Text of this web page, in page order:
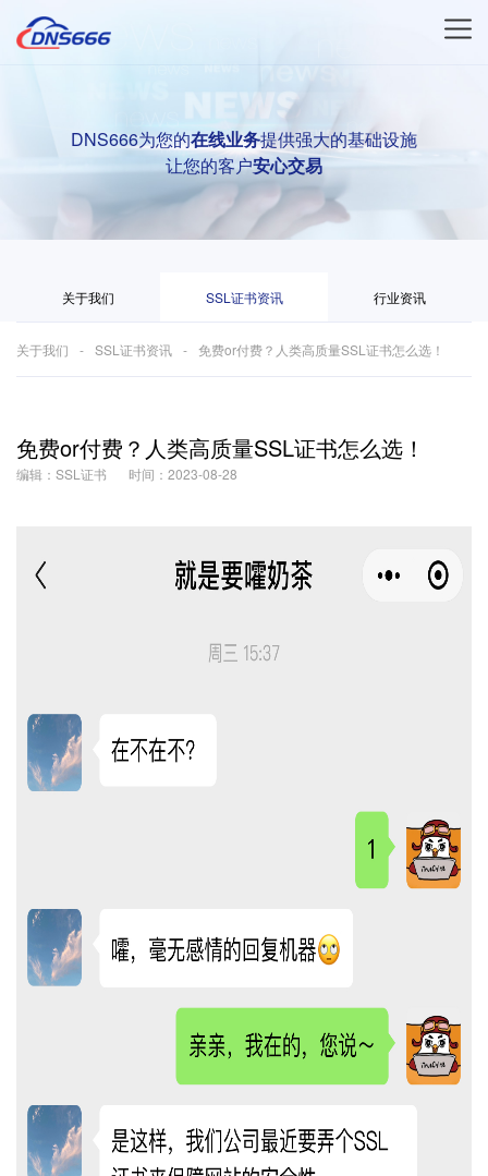
DNS666为您的在线业务提供强大的基础设施
让您的客户安心交易
关于我们 SSL证书资讯 行业资讯
关于我们 SSL证书资讯 免费or付费？人类高质量SSL证书怎么选！
免费or付费？人类高质量SSL证书怎么选！
编辑：SSL证书 时间：2023-08-28